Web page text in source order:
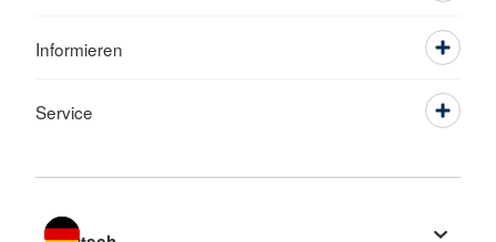
Informieren
Service
Sprache wechseln zu